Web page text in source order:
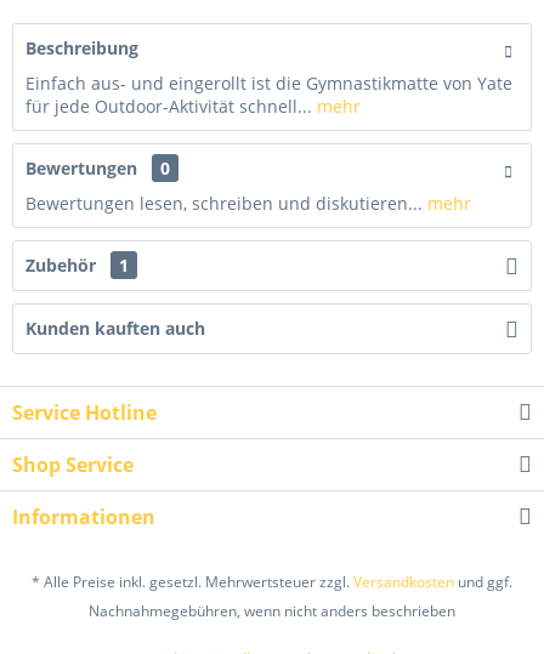
Beschreibung
Einfach aus- und eingerollt ist die Gymnastikmatte von Yate
für jede Outdoor-Aktivität schnell... mehr
Bewertungen
0
Bewertungen lesen, schreiben und diskutieren... mehr
Zubehör 1
Kunden kauften auch
Service Hotline
Shop Service
Informationen
* Alle Preise inkl. gesetzl. Mehrwertsteuer zzgl.Versandkosten und ggf.
Nachnahmegebühren, wenn nicht anders beschrieben